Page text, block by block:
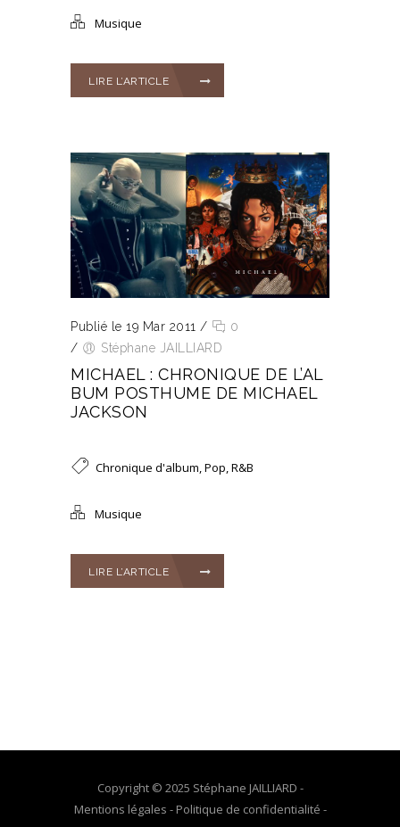
Musique
LIRE L’ARTICLE
Publié le 19 Mar 2011 /
0
/
Stéphane JAILLIARD
MICHAEL : CHRONIQUE DE L’AL
BUM POSTHUME DE MICHAEL
JACKSON
Chronique d'album,Pop,R&B
Musique
LIRE L’ARTICLE
Copyright © 2025 Stéphane JAILLIARD -
Mentions légales - Politique de confidentialité -